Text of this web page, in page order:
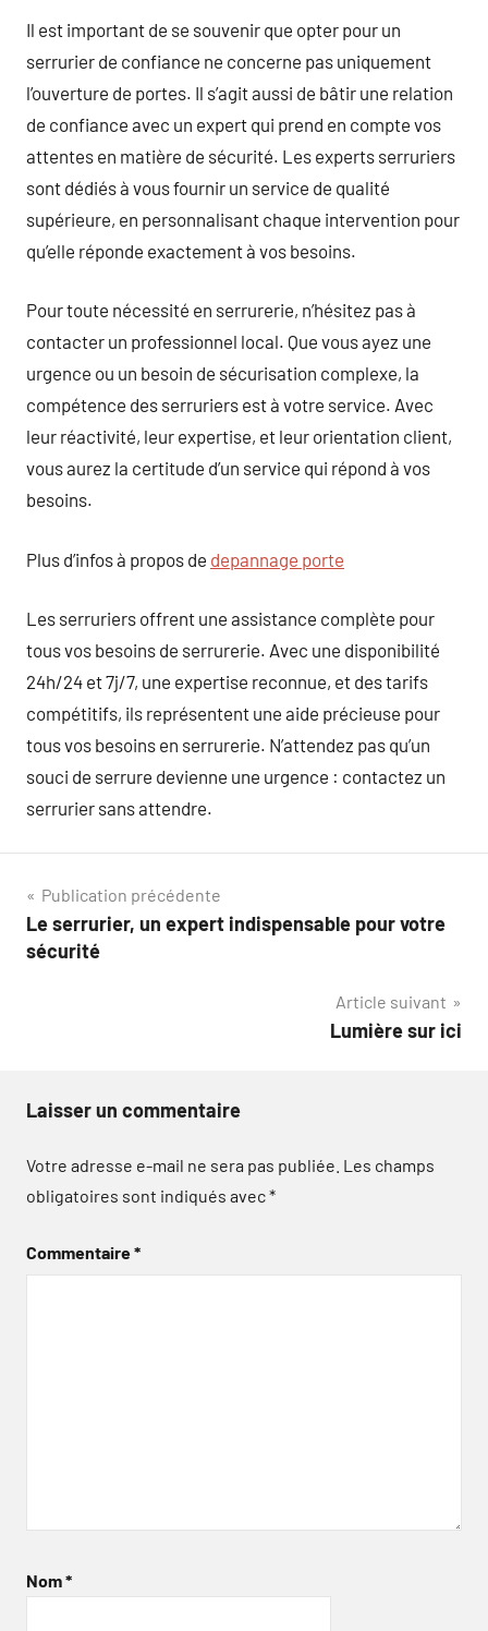
Il est important de se souvenir que opter pour un
serrurier de confiance ne concerne pas uniquement
l’ouverture de portes. Il s’agit aussi de bâtir une relation
de confiance avec un expert qui prend en compte vos
attentes en matière de sécurité. Les experts serruriers
sont dédiés à vous fournir un service de qualité
supérieure, en personnalisant chaque intervention pour
qu’elle réponde exactement à vos besoins.
Pour toute nécessité en serrurerie, n’hésitez pas à
contacter un professionnel local. Que vous ayez une
urgence ou un besoin de sécurisation complexe, la
compétence des serruriers est à votre service. Avec
leur réactivité, leur expertise, et leur orientation client,
vous aurez la certitude d’un service qui répond à vos
besoins.
Plus d’infos à propos de depannage porte
Les serruriers offrent une assistance complète pour
tous vos besoins de serrurerie. Avec une disponibilité
24h/24 et 7j/7, une expertise reconnue, et des tarifs
compétitifs, ils représentent une aide précieuse pour
tous vos besoins en serrurerie. N’attendez pas qu’un
souci de serrure devienne une urgence : contactez un
serrurier sans attendre.
Navigation
de
Publication précédente
Le serrurier, un expert indispensable pour votre
sécurité
Article suivant
Lumière sur ici
Laisser un commentaire
Votre adresse e-mail ne sera pas publiée. Les champs
obligatoires sont indiqués avec*
Commentaire*
Nom*